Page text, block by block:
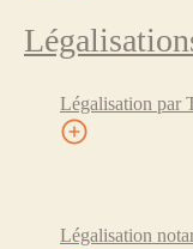
Légalisation par
Légalisation